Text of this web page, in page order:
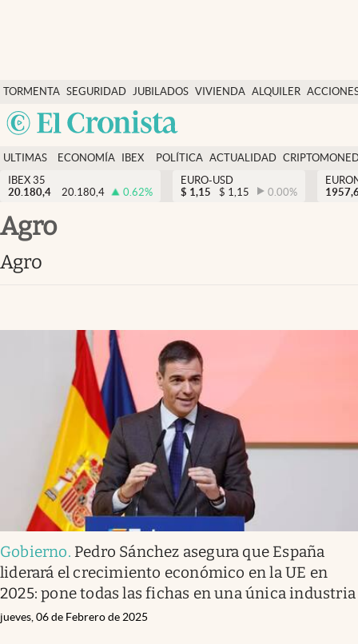
TORMENTA SEGURIDAD
SOCIAL
JUBILADOS VIVIENDA ALQUILER
USA
Economía y finanzas
Política
Actualidad
Criptomonedas
España
ULTIMAS
NOTICIAS
ECONOMÍA
FINANZAS
IBEX
EURO
POLÍTICA ACTUALIDAD
IBEX 35
20.180,4
20.180,4 0.62%
EURO-USD
$ 1,15 $ 1,15 0.00%
Agro
Agro
Gobierno. Pedro Sánchez asegura que España
liderará el crecimiento económico en la UE en
2025: pone todas las fichas en una única industria
jueves, 06 de Febrero de 2025